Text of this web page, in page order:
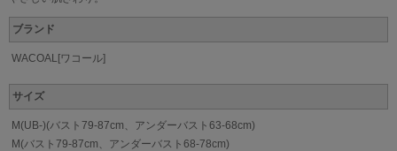
ブランド
WACOAL[ワコール]
サイズ
M(UB-)(バスト79-87cm、アンダーバスト63-68cm)
M(バスト79-87cm、アンダーバスト68-78cm)